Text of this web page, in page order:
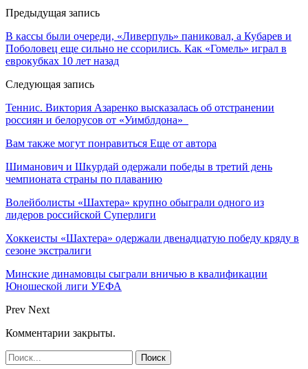
Предыдущая запись
В кассы были очереди, «Ливерпуль» паниковал, а Кубарев и
Поболовец еще сильно не ссорились. Как «Гомель» играл в
еврокубках 10 лет назад
Следующая запись
Теннис. Виктория Азаренко высказалась об отстранении
россиян и белорусов от «Уимблдона»
Вам также могут понравиться Еще от автора
Шиманович и Шкурдай одержали победы в третий день
чемпионата страны по плаванию
Волейболисты «Шахтера» крупно обыграли одного из
лидеров российской Суперлиги
Хоккеисты «Шахтера» одержали двенадцатую победу кряду в
сезоне экстралиги
Минские динамовцы сыграли вничью в квалификации
Юношеской лиги УЕФА
Prev Next
Комментарии закрыты.